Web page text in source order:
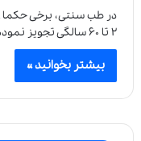
در طب سنتی، برخی حکما ـ
۲ تا ۶۰ سالگی تجویز نموده اند.…
بیشتر بخوانید »